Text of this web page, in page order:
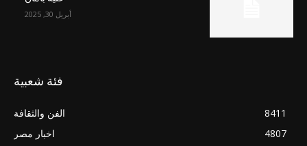
أبريل 30, 2025
فئة شعبية
الفن والثقافة
8411
اخبار مصر
4807